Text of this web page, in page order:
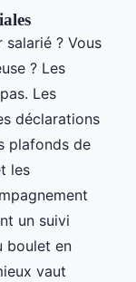
? Vous
? Les
Les
déclarations
plafonds de
les
un suivi
boulet en
vaut